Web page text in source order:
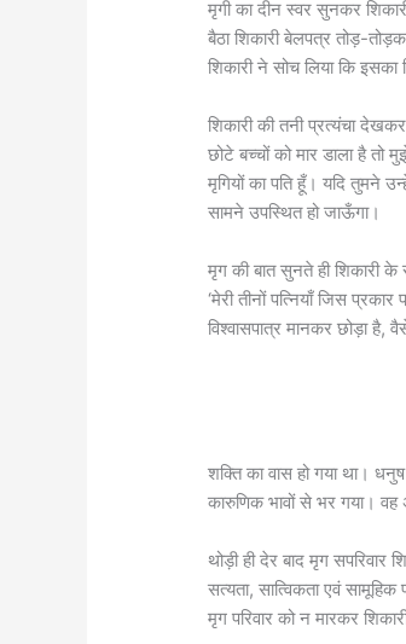
मृगी का दीन स्वर सुनकर
बैठा शिकारी बेलपत्र तोड़-
शिकारी ने सोच लिया कि
शिकारी की तनी प्रत्यंचा
छोटे बच्चों को मार डाला है
मृगियों का पति हूँ। यदि तुमने
सामने उपस्थित हो जाऊँगा।
मृग की बात सुनते ही शिकारी
‘मेरी तीनों पत्नियाँ जिस
विश्वासपात्र मानकर छोड़ा है,
शक्ति का वास हो गया था।
कारुणिक भावों से भर गया।
थोड़ी ही देर बाद मृग
सत्यता, सात्विकता एवं
मृग परिवार को न मारकर